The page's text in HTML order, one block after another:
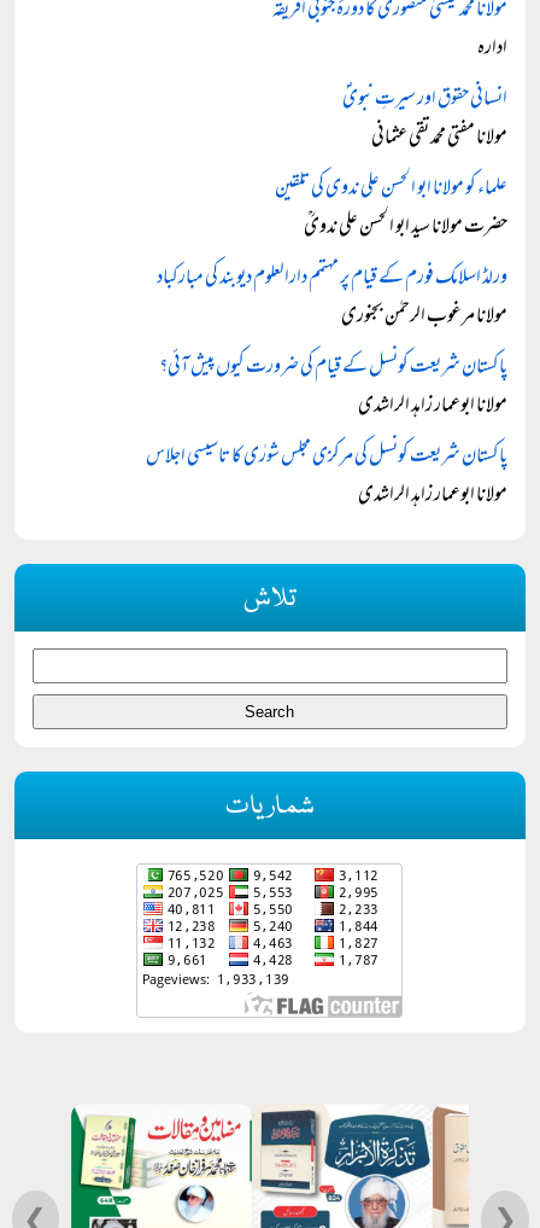
مولانا محمد عیسیٰ منصوری کا دورۂ جنوبی افریقہ
ادارہ
انسانی حقوق اور سیرتِ نبویؐ
مولانا مفتی محمد تقی عثمانی
علماء کو مولانا ابو الحسن علی ندوی کی تلقین
حضرت مولانا سید ابو الحسن علی ندویؒ
ورلڈ اسلامک فورم کے قیام پر مہتمم دارالعلوم دیوبند کی مبارکباد
مولانا مرغوب الرحمٰن بجنوری
پاکستان شریعت کونسل کے قیام کی ضرورت کیوں پیش آئی؟
مولانا ابوعمار زاہد الراشدی
پاکستان شریعت کونسل کی مرکزی مجلس شورٰی کا تاسیسی اجلاس
مولانا ابوعمار زاہد الراشدی
تلاش
شماریات
❮ ❯